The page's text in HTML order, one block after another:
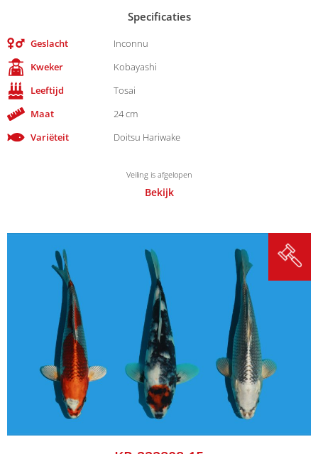
Specificaties
Geslacht
Inconnu
Kweker
Kobayashi
Leeftijd
Tosai
Maat
24 cm
Variëteit
Doitsu Hariwake
Veiling is afgelopen
Bekijk